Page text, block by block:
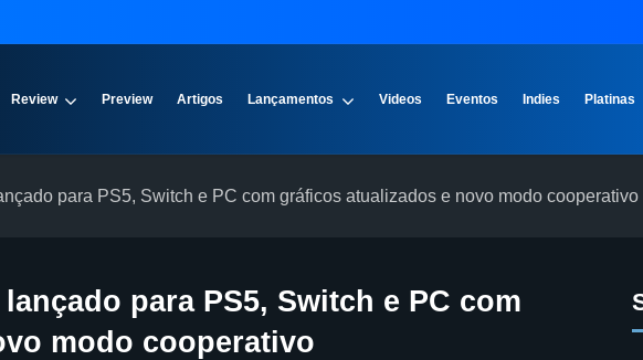
Review Preview Artigos Lançamentos Videos Eventos Indies Platinas
para PS5, Switch e PC com gráficos atualizados e novo modo cooperativo
lançado para PS5, Switch e PC com
modo cooperativo